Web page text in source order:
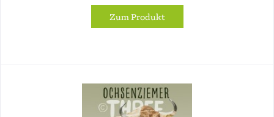
Zum Produkt